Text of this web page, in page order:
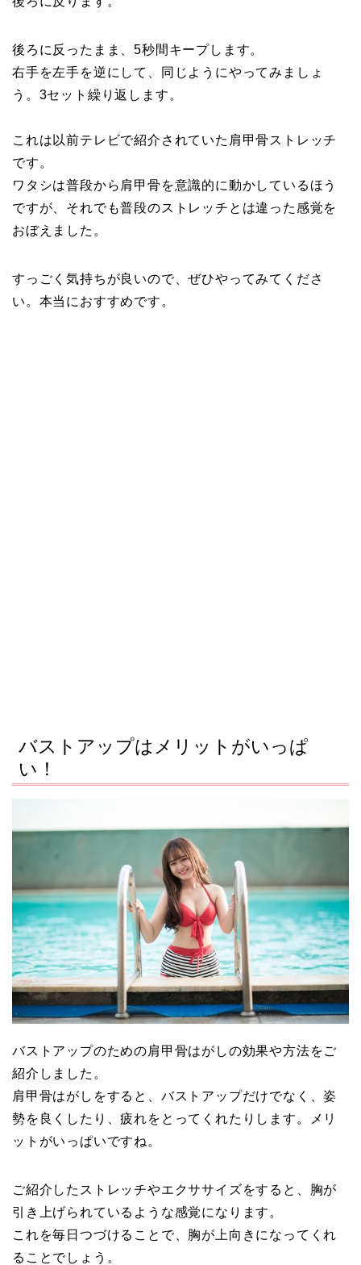
後ろに反ったまま、5秒間キープします。
右手を左手を逆にして、同じようにやってみましょ
う。3セット繰り返します。
これは以前テレビで紹介されていた肩甲骨ストレッチ
です。
ワタシは普段から肩甲骨を意識的に動かしているほう
ですが、それでも普段のストレッチとは違った感覚を
おぼえました。
すっごく気持ちが良いので、ぜひやってみてくださ
い。本当におすすめです。
バストアップはメリットがいっぱ
い！
バストアップのための肩甲骨はがしの効果や方法をご
紹介しました。
肩甲骨はがしをすると、バストアップだけでなく、姿
勢を良くしたり、疲れをとってくれたりします。メリ
ットがいっぱいですね。
ご紹介したストレッチやエクササイズをすると、胸が
引き上げられているような感覚になります。
これを毎日つづけることで、胸が上向きになってくれ
ることでしょう。